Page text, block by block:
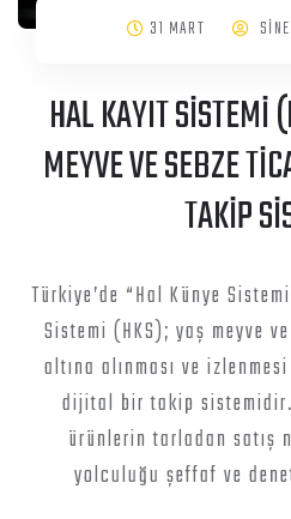
31 MART
HAL KAYIT SİSTEMİ
MEYVE VE SEBZE
TAKİP
Türkiye’de “Hal Künye
Sistemi (HKS); yaş meyve
altına alınması ve
dijital bir takip
ürünlerin tarladan satış
yolculuğu şeffaf ve